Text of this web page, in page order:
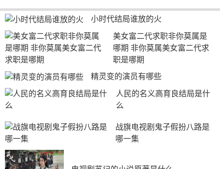
小时代结局谁放的火
美女富二代求职非你莫属是
哪期 非你莫属美女富二代求
职是哪期
精灵变的演员有哪些
人民的名义高育良结局是什
么
战旗电视剧鬼子假扮八路是
哪一集